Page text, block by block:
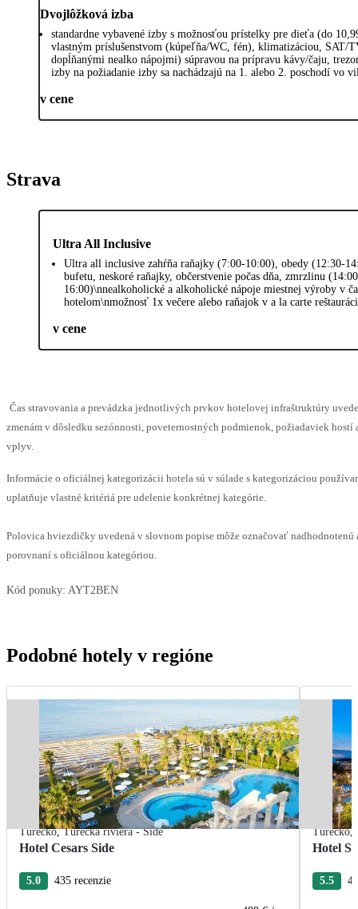
Dvojlôžková izba
standardne vybavené izby s možnosťou prístelky pre dieťa (do
vlastným príslušenstvom (kúpeľňa/WC, fén), klimatizáciou, SAT/
dopĺňanými nealko nápojmi) súpravou na prípravu kávy/čaju,
izby na požiadanie izby sa nachádzajú na 1. alebo 2. poschodí vo
v cene
Strava
Ultra All Inclusive
Ultra all inclusive zahŕňa raňajky (7:00-10:00), obedy (12:30-
bufetu, neskoré raňajky, občerstvenie počas dňa, zmrzlinu
16:00)\nnealkoholické a alkoholické nápoje miestnej výroby v
hotelom\nmožnosť 1x večere alebo raňajok v a la carte
v cene
Čas stravovania a prevádzka jednotlivých prvkov hotelovej infraštruktúry
zmenám v dôsledku sezónnosti, poveternostných podmienok, požiadaviek
vplyv.
Informácie o oficiálnej kategorizácii hotela sú v súlade s kategorizáciou
uplatňuje vlastné kritériá pre udelenie konkrétnej kategórie.
Polovica hviezdičky uvedená v slovnom popise môže označovať
porovnaní s oficiálnou kategóriou.
Kód ponuky: AYT2BEN
Podobné hotely v regióne
Turecko,Turecká riviéra - Side
Hotel Cesars Side
5.0 435 recenzie
Turecko,
Hotel
5.5